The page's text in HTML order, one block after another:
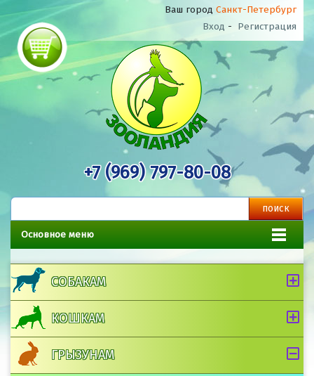
Ваш город Санкт-Петербург
Вход - Регистрация
+7 (969) 797-80-08
Основное меню
СОБАКАМ
КОШКАМ
ГРЫЗУНАМ